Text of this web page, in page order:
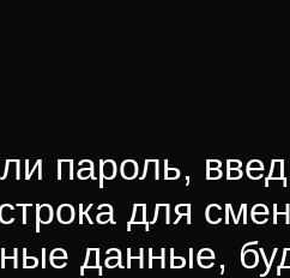
пароль,
для
данные,